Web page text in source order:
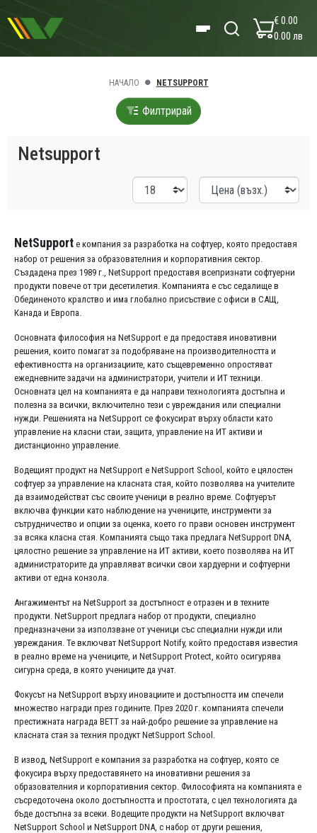
€ 0.00
0.00 лв
НАЧАЛО NETSUPPORT
Филтрирай
Netsupport
NetSupport е компания за разработка на софтуер, която предоставя
набор от решения за образователния и корпоративния сектор.
Създадена през 1989 г., NetSupport предоставя всепризнати софтуерни
продукти повече от три десетилетия. Компанията е със седалище в
Обединеното кралство и има глобално присъствие с офиси в САЩ,
Канада и Европа.
Основната философия на NetSupport е да предоставя иновативни
решения, които помагат за подобряване на производителността и
ефективността на организациите, като същевременно опростяват
ежедневните задачи на администратори, учители и ИТ техници.
Основната цел на компанията е да направи технологията достъпна и
полезна за всички, включително тези с увреждания или специални
нужди. Решенията на NetSupport се фокусират върху области като
управление на класни стаи, защита, управление на ИТ активи и
дистанционно управление.
Водещият продукт на NetSupport е NetSupport School, който е цялостен
софтуер за управление на класната стая, който позволява на учителите
да взаимодействат със своите ученици в реално време. Софтуерът
включва функции като наблюдение на учениците, инструменти за
сътрудничество и опции за оценка, което го прави основен инструмент
за всяка класна стая. Компанията също така предлага NetSupport DNA,
цялостно решение за управление на ИТ активи, което позволява на ИТ
администраторите да управляват всички свои хардуерни и софтуерни
активи от една конзола.
Ангажиментът на NetSupport за достъпност е отразен и в техните
продукти. NetSupport предлага набор от продукти, специално
предназначени за използване от ученици със специални нужди или
увреждания. Те включват NetSupport Notify, който предоставя известия
в реално време на учениците, и NetSupport Protect, който осигурява
сигурна среда, в която учениците да учат.
Фокусът на NetSupport върху иновациите и достъпността им спечели
множество награди през годините. През 2020 г. компанията спечели
престижната награда BETT за най-добро решение за управление на
класната стая за техния продукт NetSupport School.
В извод, NetSupport е компания за разработка на софтуер, която се
фокусира върху предоставянето на иновативни решения за
образователния и корпоративния сектор. Философията на компанията е
съсредоточена около достъпността и простотата, с цел технологията да
бъде достъпна за всеки. Водещите продукти на NetSupport включват
NetSupport School и NetSupport DNA, с набор от други решения,